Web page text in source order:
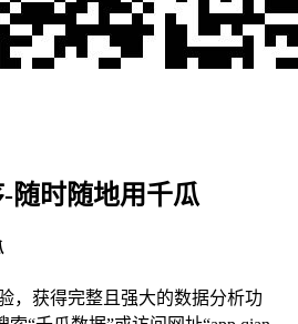
随时随地用千瓜
，获得完整且强大的数据分析功